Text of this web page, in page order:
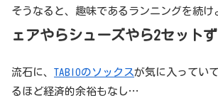
そうなると、趣味であるランニングを続け
ェアやらシューズやら2セット
流石に、 TABIOのソックスが気に入ってい
るほど経済的余裕もなし…